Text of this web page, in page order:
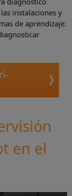
instalaciones y
de aprendizaje.
en el